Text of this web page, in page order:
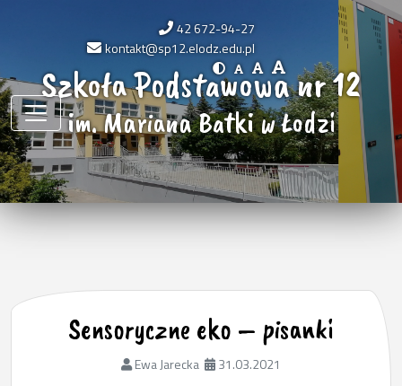
42 672-94-27
kontakt@sp12.elodz.edu.pl
Szkoła Podstawowa nr 12
im. Mariana Batki w Łodzi
Sensoryczne eko – pisanki
Ewa Jarecka 31.03.2021